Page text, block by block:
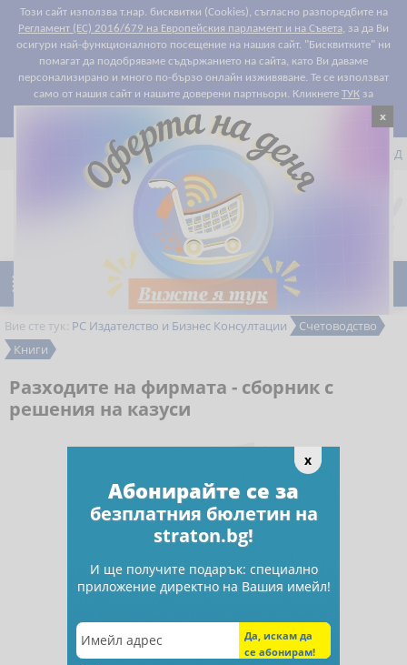
Този сайт използва т.нар. бисквитки (Cookies), съгласно разпоредбите на
Регламент (ЕС) 2016/679 на Европейския парламент и на Съвета, за да Ви
осигури най-функционалното посещение на нашия сайт. "Бисквитките" ни
помагат да подобряваме съдържанието на сайта, като Ви даваме
персонализирано и много по-бързо онлайн изживяване. Те се използват
само от нашия сайт и нашите доверени партньори. Кликнете ТУК за
подробности относно правилата за "бисквитките".
 РЕГИСТРАЦИЯ ВХОД
 Намаления
Вие сте тук: РС Издателство и Бизнес Консултации
Счетоводство
Книги
Разходите на фирмата - сборник с
решения на казуси
x
Абонирайте се за
безплатния бюлетин на
straton.bg!
И ще получите подарък: специално
приложение директно на Вашия имейл!
x